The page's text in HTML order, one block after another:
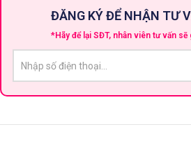
ĐĂNG KÝ ĐỂ NHẬN TƯ
*Hãy để lại SĐT, nhân viên tư vấn